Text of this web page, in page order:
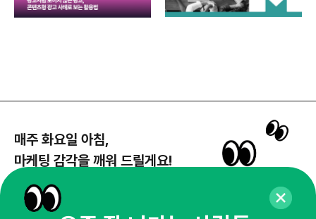
매주 화요일 아침,
마케팅 감각을 깨워 드릴게요!
뉴스레터 구독하기